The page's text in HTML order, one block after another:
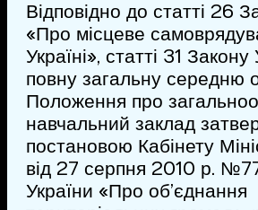
Відповідно до статті 26
«Про місцеве
Україні», статті 31
повну загальну середню
Положення про
навчальний заклад
постановою Кабінету
від 27 серпня 2010 р.
України «Про об’єднання